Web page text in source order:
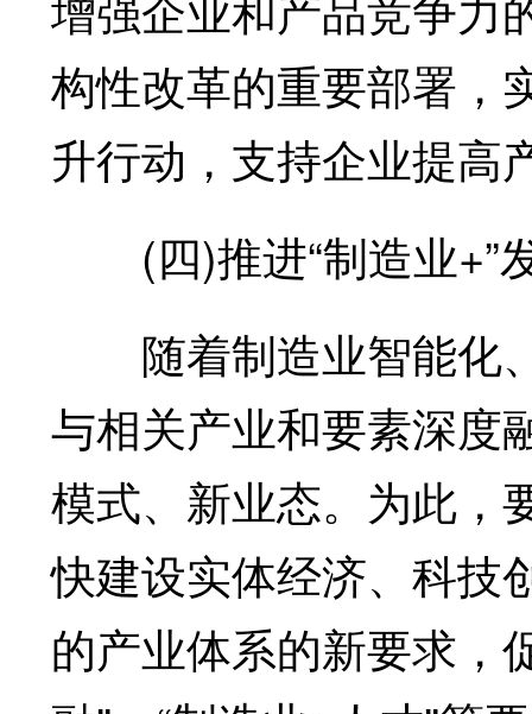
构性改革的重要部署，
升行动，支持企业提高
(四)推进“制造业+”
随着制造业智能化
与相关产业和要素深度
模式、新业态。为此，
快建设实体经济、科技
的产业体系的新要求，